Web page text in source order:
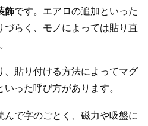
飾です。エアロの追加といった
づらく、モノによっては貼り直
、貼り付ける方法によってマグ
った呼び方があります。
んで字のごとく、磁力や吸盤に